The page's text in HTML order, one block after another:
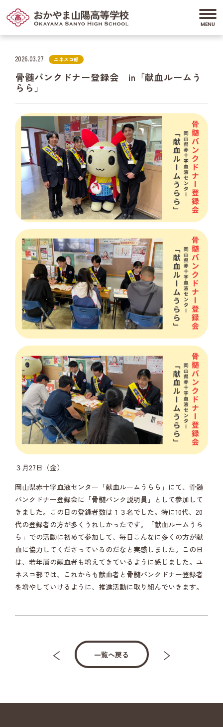
2026.03.27 ユネスコ部
骨髄バンクドナー登録会 in「献血ルームう
らら」
３月27日（金）
岡山県赤十字血液センター「献血ルームうらら」にて、骨髄
バンクドナー登録会に「骨髄バンク説明員」として参加して
きました。この日の登録者数は１３名でした。特に10代、20
代の登録者の方が多くうれしかったです。「献血ルームうら
ら」での活動に初めて参加して、毎日こんなに多くの方が献
血に協力してくださっているのだなと実感しました。この日
は、若年層の献血者も増えてきているように感じました。ユ
ネスコ部では、これからも献血者と骨髄バンクドナー登録者
を増やしていけるように、推進活動に取り組んでいきます。
一覧へ戻る